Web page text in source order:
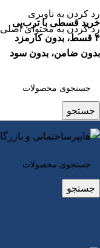
خرید قسطی با ترب‌پی
۴ قسط، بدون کارمزد
بدون ضامن، بدون سود
رد کردن به ناوبری
رد کردن به محتوای اصلی
جستجو
جستجو